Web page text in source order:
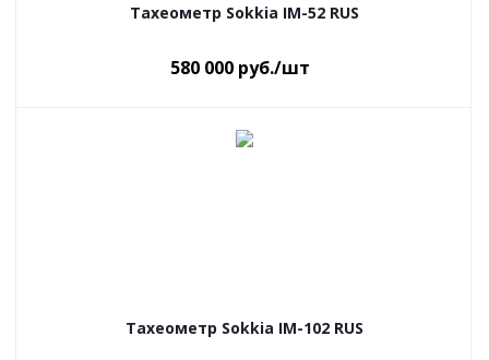
Тахеометр Sokkia IM-52 RUS
580 000 руб./шт
Тахеометр Sokkia IM-102 RUS